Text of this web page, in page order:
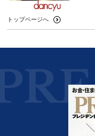
トップページへ